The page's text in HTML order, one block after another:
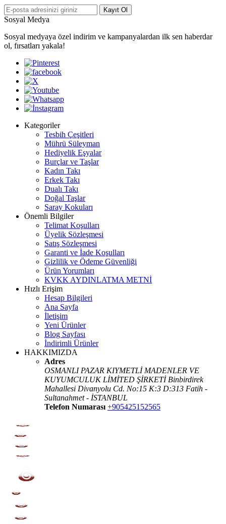
Kayıt Ol
Sosyal Medya
Sosyal medyaya özel indirim ve kampanyalardan ilk sen haberdar
ol, fırsatları yakala!
Kategoriler
Tesbih Çeşitleri
Mührü Süleyman
Hediyelik Eşyalar
Burçlar ve Taşlar
Kadın Takı
Erkek Takı
Dualı Takı
Doğal Taşlar
Saray Kokuları
Önemli Bilgiler
Telimat Koşulları
Üyelik Sözleşmesi
Satış Sözleşmesi
Garanti ve İade Koşulları
Gizlilik ve Ödeme Güvenliği
Ürün Yorumları
KVKK AYDINLATMA METNİ
Hızlı Erişim
Hesap Bilgileri
Ana Sayfa
İletişim
Yeni Ürünler
Blog Sayfası
İndirimli Ürünler
HAKKIMIZDA
Adres
OSMANLI PAZAR KIYMETLİ MADENLER VE
KUYUMCULUK LİMİTED ŞİRKETİ Binbirdirek
Mahallesi Divanyolu Cd. No:15 K:3 D:313 Fatih -
Sultanahmet - İSTANBUL
Telefon Numarası +905425152565